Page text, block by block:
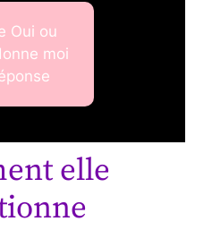
Oui ou
moi
elle